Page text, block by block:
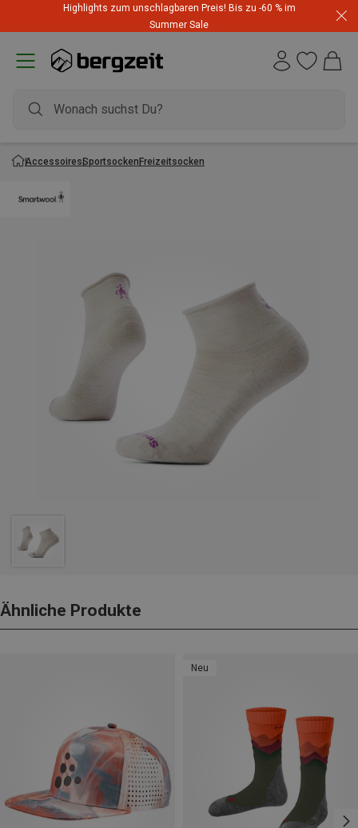
Highlights zum unschlagbaren Preis! Bis zu -60 % im
Summer Sale
AccessoiresSportsockenFreizeitsocken
Ähnliche Produkte
Neu